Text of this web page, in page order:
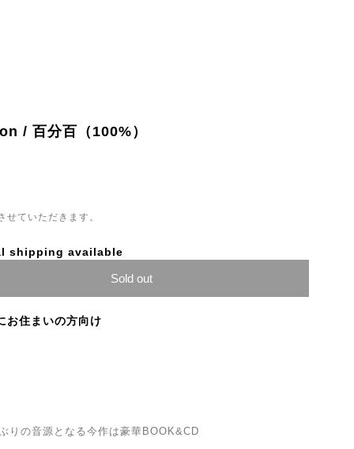
/ 百分百（100​%​）
ていただきます。
shipping available
Sold out
お住まいの方向け
りの音源となる今作は豪華BOOK&CD